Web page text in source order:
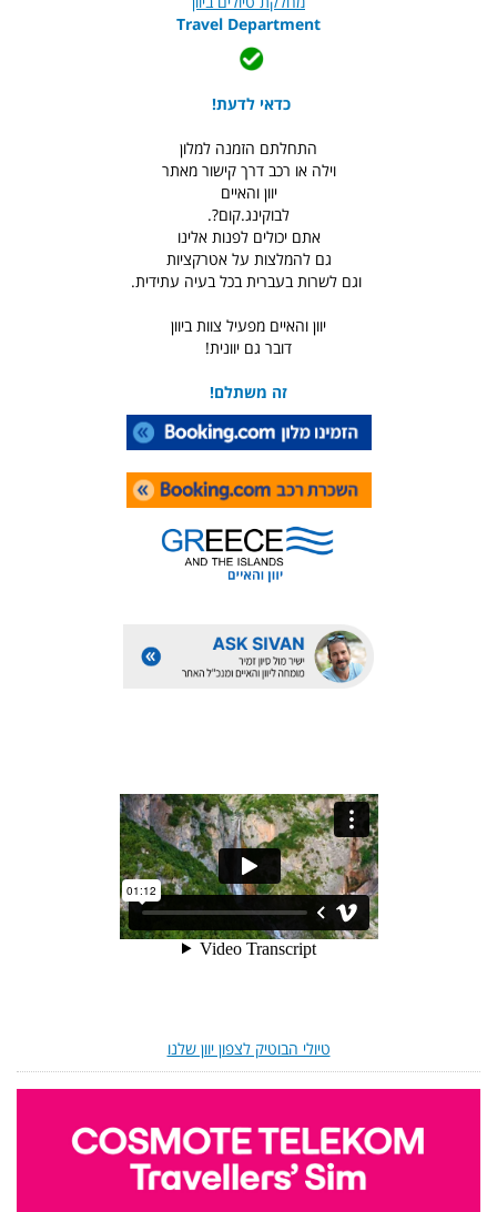
Travel Department
כדאי לדעת!
התחלתם הזמנה למלון
וילה או רכב דרך קישור מאתר
יוון והאיים
לבוקינג.קום?.
אתם יכולים לפנות אלינו
גם להמלצות על אטרקציות
וגם לשרות בעברית בכל בעיה עתידית.
יוון והאיים מפעיל צוות ביוון
דובר גם יוונית!
זה משתלם!
טיולי הבוטיק לצפון יוון שלנו